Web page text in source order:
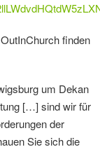
finden
um Dekan
[…] sind wir für
der
Sie sich die